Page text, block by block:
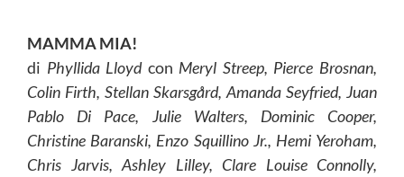
MAMMA MIA!
di Phyllida Lloyd con Meryl Streep, Pierce Brosnan,
Colin Firth, Stellan Skarsgård, Amanda Seyfried, Juan
Pablo Di Pace, Julie Walters, Dominic Cooper,
Christine Baranski, Enzo Squillino Jr., Hemi Yeroham,
Chris Jarvis, Ashley Lilley, Clare Louise Connolly,